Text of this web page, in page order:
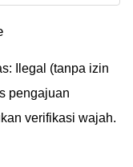
Ilegal (tanpa izin
pengajuan
verifikasi wajah.